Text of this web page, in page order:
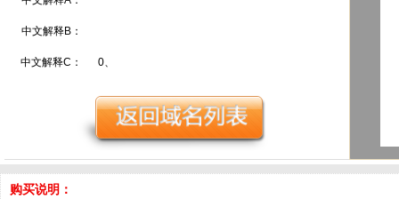
中文解释B：
中文解释C： 0、
购买说明：